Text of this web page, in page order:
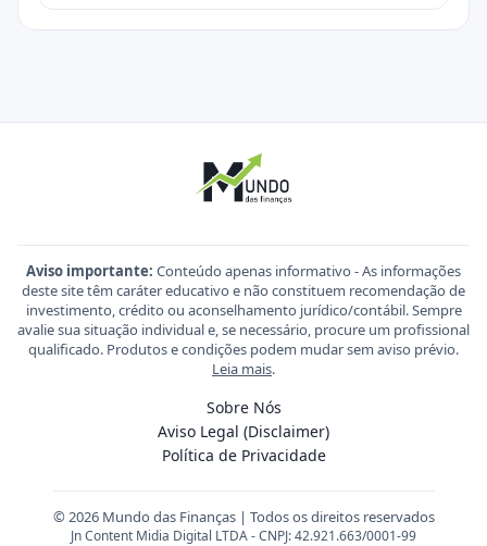
Aviso importante: Conteúdo apenas informativo - As informações
deste site têm caráter educativo e não constituem recomendação de
investimento, crédito ou aconselhamento jurídico/contábil. Sempre
avalie sua situação individual e, se necessário, procure um profissional
qualificado. Produtos e condições podem mudar sem aviso prévio.
Leia mais.
Sobre Nós
Aviso Legal (Disclaimer)
Política de Privacidade
© 2026 Mundo das Finanças | Todos os direitos reservados
Jn Content Midia Digital LTDA - CNPJ: 42.921.663/0001-99